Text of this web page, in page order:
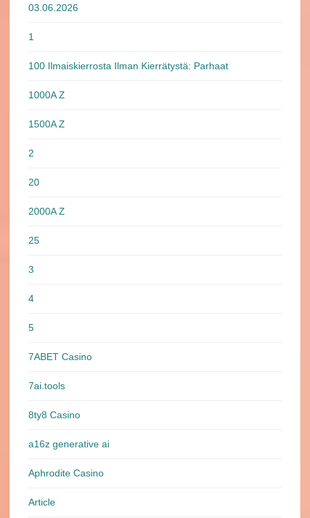
03.06.2026
1
100 Ilmaiskierrosta Ilman Kierrätystä: Parhaat
1000A Z
1500A Z
2
20
2000A Z
25
3
4
5
7ABET Casino
7ai.tools
8ty8 Casino
a16z generative ai
Aphrodite Casino
Article